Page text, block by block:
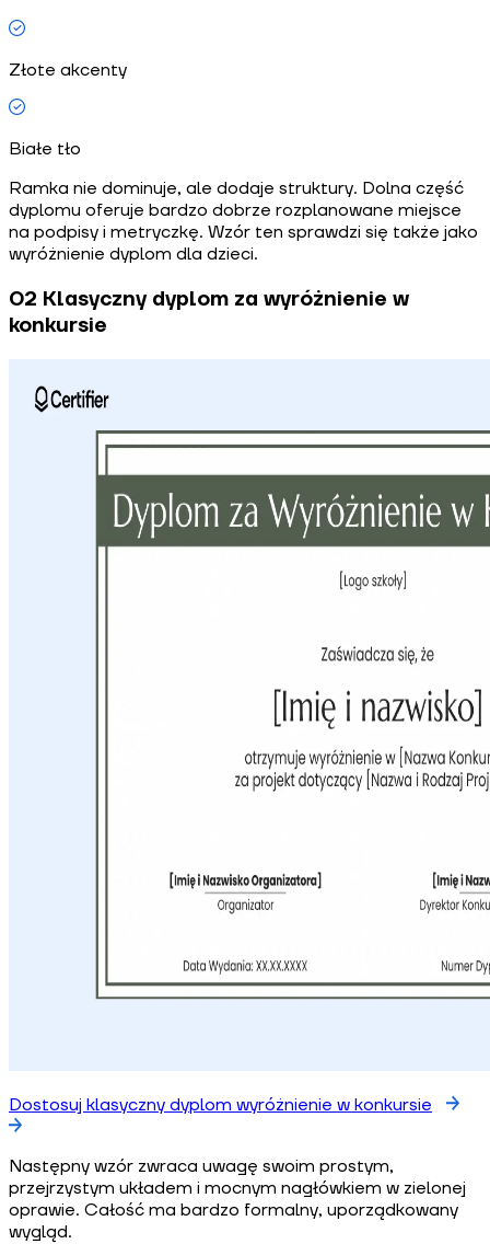
Złote akcenty
Białe tło
Ramka nie dominuje, ale dodaje struktury. Dolna część
dyplomu oferuje bardzo dobrze rozplanowane miejsce
na podpisy i metryczkę. Wzór ten sprawdzi się także jako
wyróżnienie dyplom dla dzieci.
02 Klasyczny dyplom za wyróżnienie w
konkursie
Dostosuj klasyczny dyplom wyróżnienie w konkursie
Następny wzór zwraca uwagę swoim prostym,
przejrzystym układem i mocnym nagłówkiem w zielonej
oprawie. Całość ma bardzo formalny, uporządkowany
wygląd.